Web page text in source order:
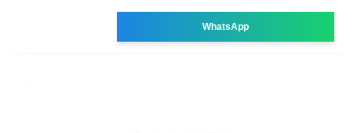
WhatsApp